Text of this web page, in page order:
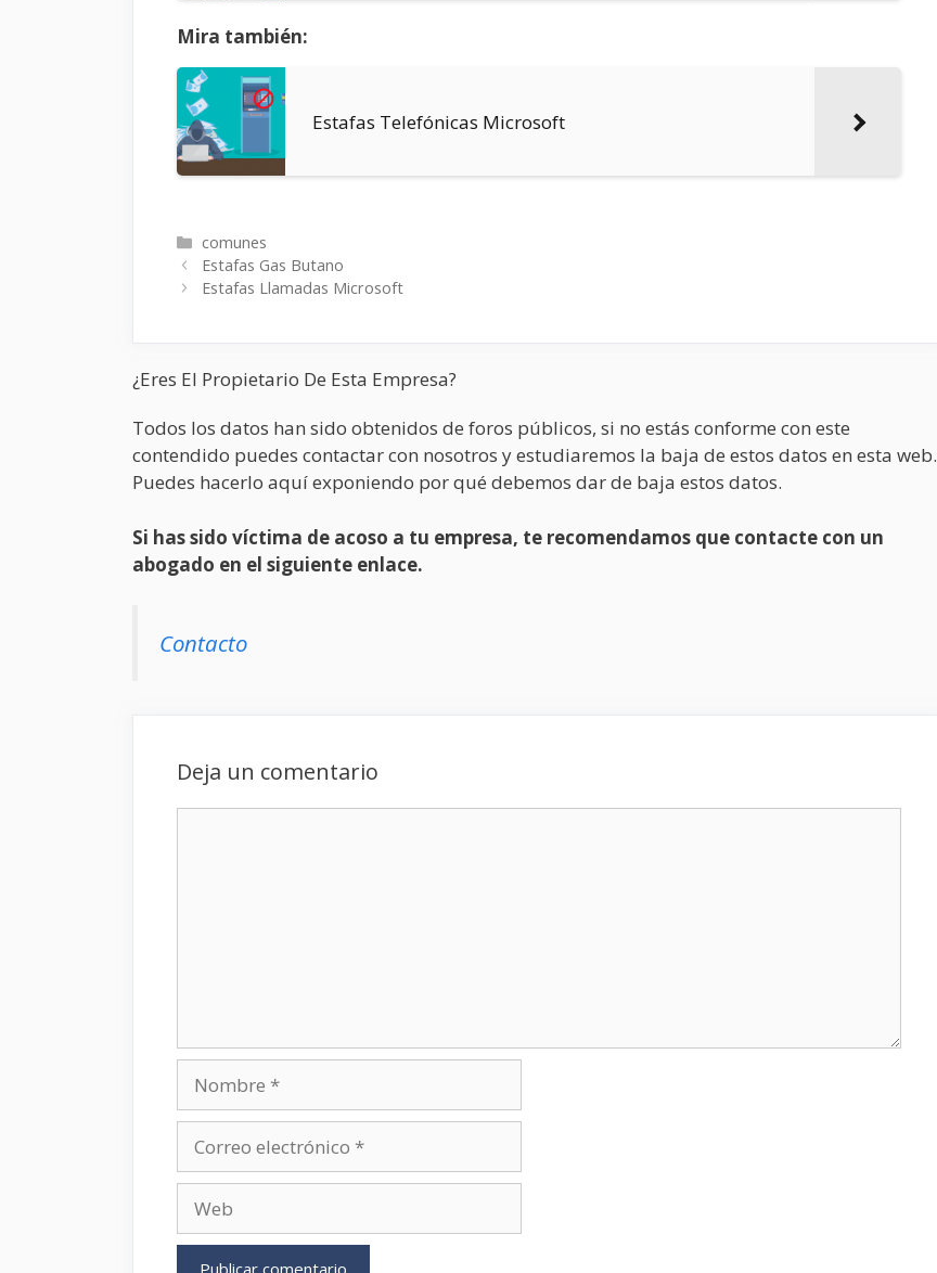
Mira también:
Estafas Telefónicas Microsoft
Categorías
comunes
Estafas Gas Butano
Estafas Llamadas Microsoft
¿Eres El Propietario De Esta Empresa?
Todos los datos han sido obtenidos de foros públicos, si no estás conforme con este
contendido puedes contactar con nosotros y estudiaremos la baja de estos datos en esta web.
Puedes hacerlo aquí exponiendo por qué debemos dar de baja estos datos.
Si has sido víctima de acoso a tu empresa, te recomendamos que contacte con un
abogado en el siguiente enlace.
Contacto
Deja un comentario
electrónico